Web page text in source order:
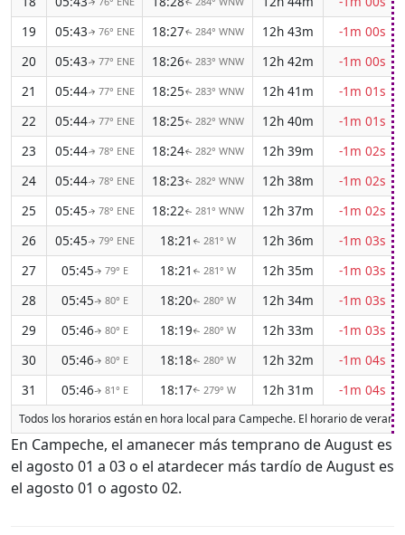
19
05:43↑ 76° ENE 18:27↑ 284° WNW 12h 43m
-1m 00s
20
05:43↑ 77° ENE 18:26↑ 283° WNW 12h 42m
-1m 00s
21
05:44↑ 77° ENE 18:25↑ 283° WNW 12h 41m
-1m 01s
22
05:44↑ 77° ENE 18:25↑ 282° WNW 12h 40m
-1m 01s
23
05:44↑ 78° ENE 18:24↑ 282° WNW 12h 39m
-1m 02s
24
05:44↑ 78° ENE 18:23↑ 282° WNW 12h 38m
-1m 02s
25
05:45↑ 78° ENE 18:22↑ 281° WNW 12h 37m
-1m 02s
26
05:45↑ 79° ENE 18:21 ↑ 281° W 12h 36m
-1m 03s
27
05:45↑ 79° E 18:21 ↑ 281° W 12h 35m
-1m 03s
28
05:45↑ 80° E 18:20↑ 280° W 12h 34m
-1m 03s
29
05:46↑ 80° E 18:19↑ 280° W 12h 33m
-1m 03s
30
05:46↑ 80° E 18:18↑ 280° W 12h 32m
-1m 04s
31
05:46↑ 81° E 18:17↑ 279° W 12h 31m -1m 04s
Todos los horarios están en hora local para Campeche. El horario de
En Campeche, el amanecer más temprano de August es
el agosto 01 a 03 o el atardecer más tardío de August es
el agosto 01 o agosto 02.